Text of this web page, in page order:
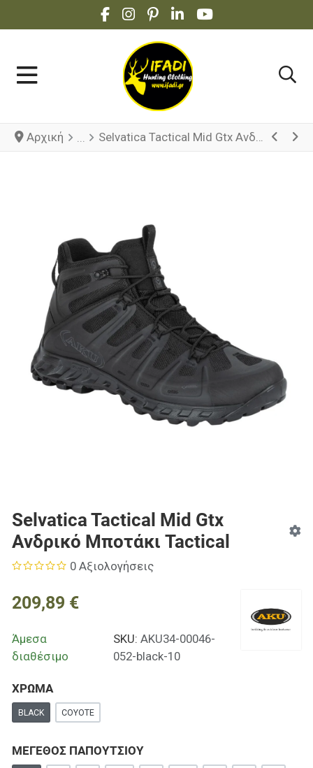
FACEBOOK SOCIAL LINK
INSTAGRAM SOCIAL LINK
PINTEREST SOCIAL LINK
LINKEDIN SOCIAL LINK
YOUTUBE SOCIAL
Αρχική Selvatica Tactical Mid Gtx Ανδρικό Μποτάκι Tactical
Selvatica Tactical Mid Gtx
Ανδρικό Μποτάκι Tactical
0 Αξιολογήσεις
209,89 €
Άμεσα
διαθέσιμο
SKU: AKU34-00046-
052-black-10
ΧΡΩΜΑ
BLACK COYOTE
ΜΕΓΕΘΟΣ ΠΑΠΟΥΤΣΙΟΥ